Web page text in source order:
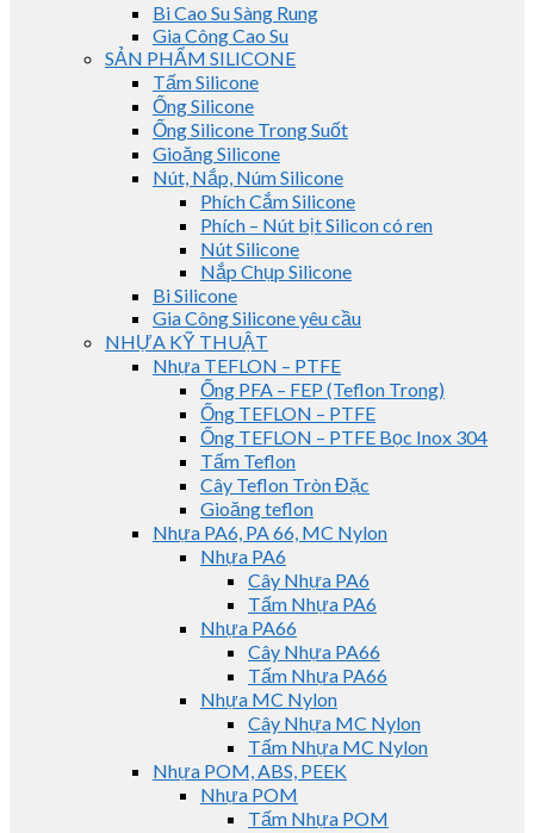
Bi Cao Su Sàng Rung
Gia Công Cao Su
SẢN PHẨM SILICONE
Tấm Silicone
Ống Silicone
Ống Silicone Trong Suốt
Gioăng Silicone
Nút, Nắp, Núm Silicone
Phích Cắm Silicone
Phích – Nút bịt Silicon có ren
Nút Silicone
Nắp Chụp Silicone
Bi Silicone
Gia Công Silicone yêu cầu
NHỰA KỸ THUẬT
Nhựa TEFLON – PTFE
Ống PFA – FEP (Teflon Trong)
Ống TEFLON – PTFE
Ống TEFLON – PTFE Bọc Inox 304
Tấm Teflon
Cây Teflon Tròn Đặc
Gioăng teflon
Nhựa PA6, PA 66, MC Nylon
Nhựa PA6
Cây Nhựa PA6
Tấm Nhựa PA6
Nhựa PA66
Cây Nhựa PA66
Tấm Nhựa PA66
Nhựa MC Nylon
Cây Nhựa MC Nylon
Tấm Nhựa MC Nylon
Nhựa POM, ABS, PEEK
Nhựa POM
Tấm Nhựa POM